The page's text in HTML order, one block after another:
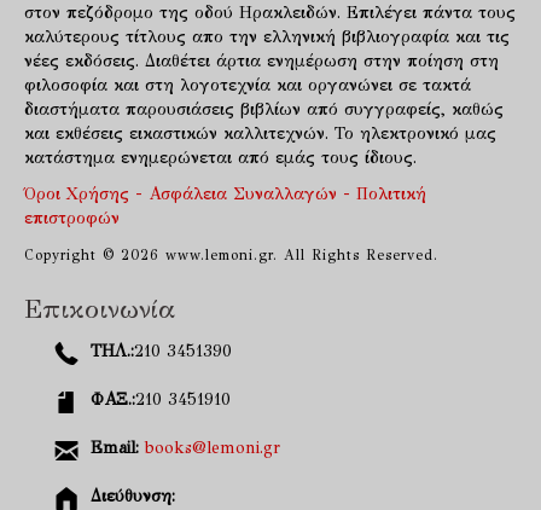
στον πεζόδρομο της οδού Ηρακλειδών. Επιλέγει πάντα τους
καλύτερους τίτλους απο την ελληνική βιβλιογραφία και τις
νέες εκδόσεις. Διαθέτει άρτια ενημέρωση στην ποίηση στη
φιλοσοφία και στη λογοτεχνία και οργανώνει σε τακτά
διαστήματα παρουσιάσεις βιβλίων από συγγραφείς, καθώς
και εκθέσεις εικαστικών καλλιτεχνών. Το ηλεκτρονικό μας
κατάστημα ενημερώνεται από εμάς τους ίδιους.
Όροι Χρήσης - Ασφάλεια Συναλλαγών - Πολιτική
επιστροφών
Copyright © 2026 www.lemoni.gr. All Rights Reserved.
Επικοινωνία
ΤΗΛ.:210 3451390
ΦΑΞ.:210 3451910
Email: books@lemoni.gr
Διεύθυνση: